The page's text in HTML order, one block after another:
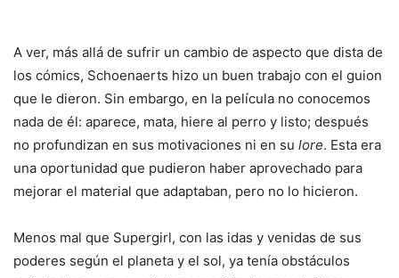
A ver, más allá de sufrir un cambio de aspecto que dista de
los cómics, Schoenaerts hizo un buen trabajo con el guion
que le dieron. Sin embargo, en la película no conocemos
nada de él: aparece, mata, hiere al perro y listo; después
no profundizan en sus motivaciones ni en su lore. Esta era
una oportunidad que pudieron haber aprovechado para
mejorar el material que adaptaban, pero no lo hicieron.
Menos mal que Supergirl, con las idas y venidas de sus
poderes según el planeta y el sol, ya tenía obstáculos